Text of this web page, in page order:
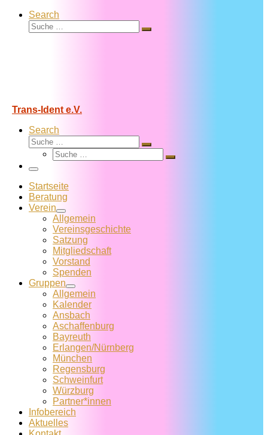
Search
Suche
Suche
Trans-Ident e.V.
Search
Suche
Suche
Suche
Suche
Menü
Startseite
Beratung
Verein
Allgemein
Vereins­geschichte
Satzung
Mitglied­schaft
Vorstand
Spenden
Gruppen
Allgemein
Kalender
Ansbach
Aschaffenburg
Bayreuth
Erlangen/Nürnberg
München
Regensburg
Schweinfurt
Würzburg
Partner*innen
Infobereich
Aktuelles